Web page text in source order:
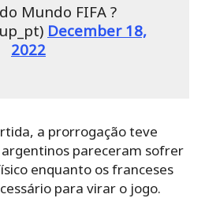
Mundo FIFA ?
December 18,
2022
a prorrogação teve
argentinos pareceram sofrer
enquanto os franceses
para virar o jogo.